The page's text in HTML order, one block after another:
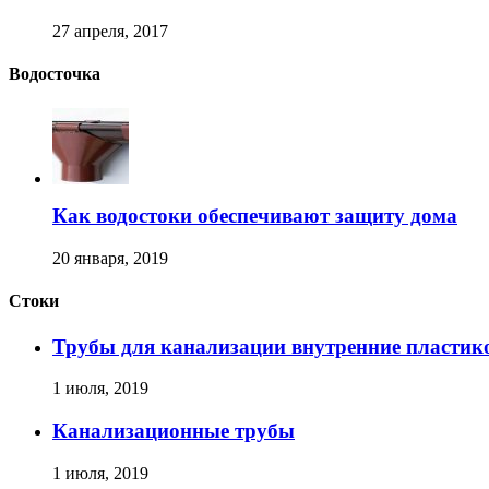
27 апреля, 2017
Водосточка
Как водостоки обеспечивают защиту дома
20 января, 2019
Стоки
Трубы для канализации внутренние
1 июля, 2019
Канализационные трубы
1 июля, 2019